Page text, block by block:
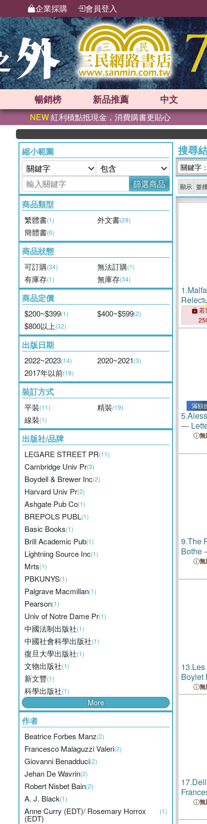
企業採購 會員登入
暢銷榜 新品推薦 中文
NEW紅利積點抵現金，消費購書更貼心
縮小範圍
篩選商品
商品類型
繁體書(1) 外文書(28)
簡體書(6)
商品狀態
可訂購(34) 無法訂購(1)
有庫存(1) 無庫存(34)
商品定價
$200~$399(1) $400~$599(2)
$800以上(32)
出版日期
2022~2023(14) 2020~2021(3)
2017年以前(18)
裝訂方式
平裝(11) 精裝(19)
線裝(1)
出版社/品牌
LEGARE STREET PR(11)
Cambridge Univ Pr(3)
Boydell & Brewer Inc(2)
Harvard Univ Pr(2)
Ashgate Pub Co(1)
BREPOLS PUBL(1)
Basic Books(1)
Brill Academic Pub(1)
Lightning Source Inc(1)
Mrts(1)
PBKUNYS(1)
Palgrave Macmillan(1)
Pearson(1)
Univ of Notre Dame Pr(1)
中國法制出版社(1)
中國社會科學出版社(1)
復旦大學出版社(1)
文物出版社(1)
新文豐(1)
科學出版社(1)
More
作者
Beatrice Forbes Manz(2)
Francesco Malaguzzi Valeri(2)
Giovanni Benadduci(2)
Jehan De Wavrin(2)
Robert Nisbet Bain(2)
A. J. Black(1)
Anne Curry (EDT)/ Rosemary Horrox
(EDT)
(1)
搜尋
關鍵字
顯示
1.
Touat (
若
滿額
5.
―
1470
9.The
Bothe
and
13.
Boylet
Des
17.
E